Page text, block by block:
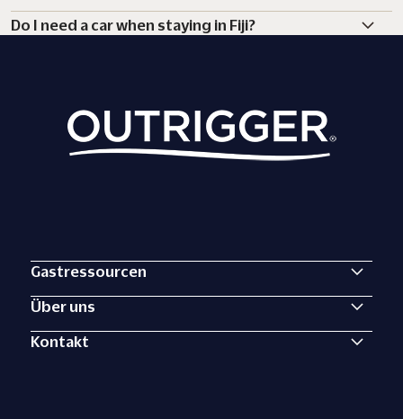
Do I need a car when staying in Fiji?
Gastressourcen
Über uns
Kontakt